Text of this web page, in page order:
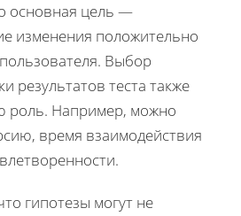
основная цель —
изменения положительно
Выбор
результатов теста также
роль. Например, можно
время взаимодействия
гипотезы могут не